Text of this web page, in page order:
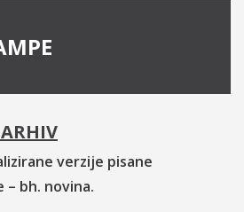
verzije pisane
bh. novina.